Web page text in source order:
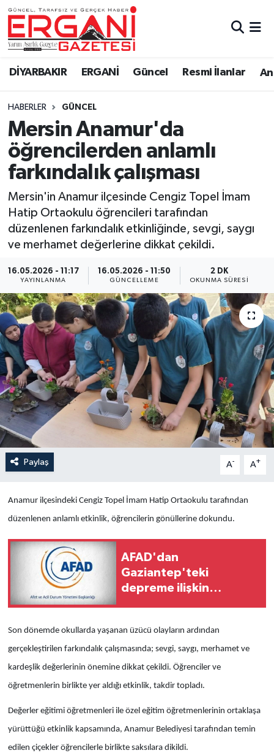
DİYARBAKIR ERGANİ Güncel Resmi İlanlar
HABERLER GÜNCEL
Mersin Anamur'da
öğrencilerden anlamlı
farkındalık çalışması
Mersin'in Anamur ilçesinde Cengiz Topel İmam
Hatip Ortaokulu öğrencileri tarafından
düzenlenen farkındalık etkinliğinde, sevgi, saygı
ve merhamet değerlerine dikkat çekildi.
16.05.2026 - 11:17
YAYINLANMA
16.05.2026 - 11:50
GÜNCELLEME
2 DK
OKUNMA SÜRESI
Paylaş A- A+
Anamur ilçesindeki Cengiz Topel İmam Hatip Ortaokulu tarafından
düzenlenen anlamlı etkinlik, öğrencilerin gönüllerine dokundu.
AFAD'dan
Gaziantep'teki
depreme ilişkin
Son dönemde okullarda yaşanan üzücü olayların ardından
gerçekleştirilen farkındalık çalışmasında; sevgi, saygı, merhamet ve
kardeşlik değerlerinin önemine dikkat çekildi. Öğrenciler ve
öğretmenlerin birlikte yer aldığı etkinlik, takdir topladı.
Değerler eğitimi öğretmenleri ile özel eğitim öğretmenlerinin ortaklaşa
yürüttüğü etkinlik kapsamında, Anamur Belediyesi tarafından temin
edilen çiçekler öğrencilerle birlikte saksılara dikildi.
DİYARBAKIR
BİSMİL
BAĞLAR
ERGANİ
Güncel
Resmi İlanlar
Sağlık
Si̇yaset
Spor
Yaşam
Anali̇z
Bi̇li̇m & Teknoloji̇
Dünya
Eği̇ti̇m
Ergani Nöbetçi Eczaneler
Ergani Hava Durumu
Ergani Trafik Yoğunluk Haritası
Süper Lig Puan Durumu ve Fikstür
Tüm Manşetler
Son Dakika Haberleri
Haber Arşivi